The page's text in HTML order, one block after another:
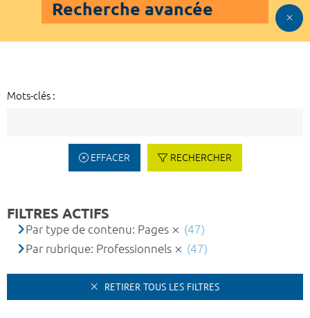
Recherche avancée
Mots-clés :
EFFACER RECHERCHER
FILTRES ACTIFS
Par type de contenu: Pages
(47)
Par rubrique: Professionnels
(47)
RETIRER TOUS LES FILTRES